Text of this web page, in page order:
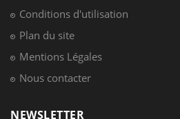
Conditions d'utilisation
Plan du site
Mentions Légales
Nous contacter
NEWSLETTER